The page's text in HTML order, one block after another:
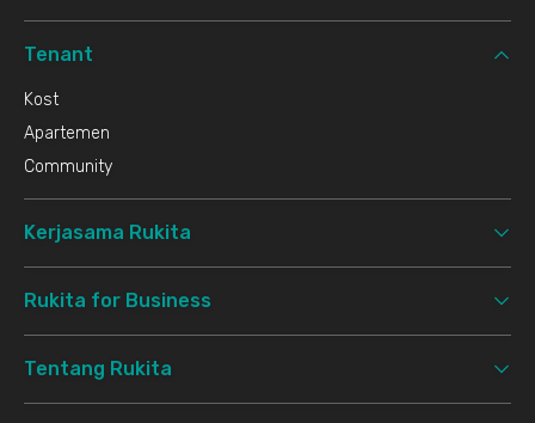
Tenant
Kost
Apartemen
Community
Kerjasama Rukita
Rukita for Business
Tentang Rukita